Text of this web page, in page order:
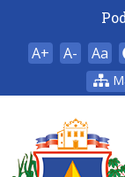
A+ A- Aa